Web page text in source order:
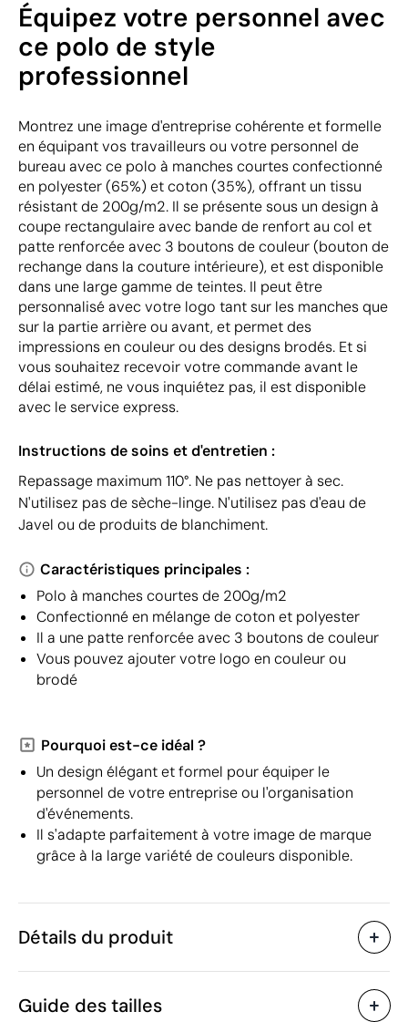
Équipez votre personnel avec
ce polo de style
professionnel
Montrez une image d'entreprise cohérente et formelle
en équipant vos travailleurs ou votre personnel de
bureau avec ce polo à manches courtes confectionné
en polyester (65%) et coton (35%), offrant un tissu
résistant de 200g/m2. Il se présente sous un design à
coupe rectangulaire avec bande de renfort au col et
patte renforcée avec 3 boutons de couleur (bouton de
rechange dans la couture intérieure), et est disponible
dans une large gamme de teintes. Il peut être
personnalisé avec votre logo tant sur les manches que
sur la partie arrière ou avant, et permet des
impressions en couleur ou des designs brodés. Et si
vous souhaitez recevoir votre commande avant le
délai estimé, ne vous inquiétez pas, il est disponible
avec le service express.
Instructions de soins et d'entretien :
Repassage maximum 110°. Ne pas nettoyer à sec.
N'utilisez pas de sèche-linge. N'utilisez pas d'eau de
Javel ou de produits de blanchiment.
Caractéristiques principales :
Polo à manches courtes de 200g/m2
Confectionné en mélange de coton et polyester
Il a une patte renforcée avec 3 boutons de couleur
Vous pouvez ajouter votre logo en couleur ou
brodé
Pourquoi est-ce idéal ?
Un design élégant et formel pour équiper le
personnel de votre entreprise ou l'organisation
d'événements.
Il s'adapte parfaitement à votre image de marque
grâce à la large variété de couleurs disponible.
Détails du produit
Caractéristiques
Code du produit
Guide des tailles